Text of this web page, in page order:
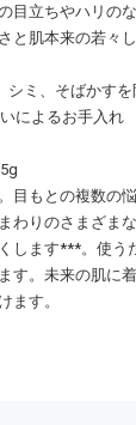
目立ちやハリの
と肌本来の若々
シミ、そばかす
によるお手入れ
目もとの複数の
わりのさまざま
します***。使う
す。未来の肌に
ます。